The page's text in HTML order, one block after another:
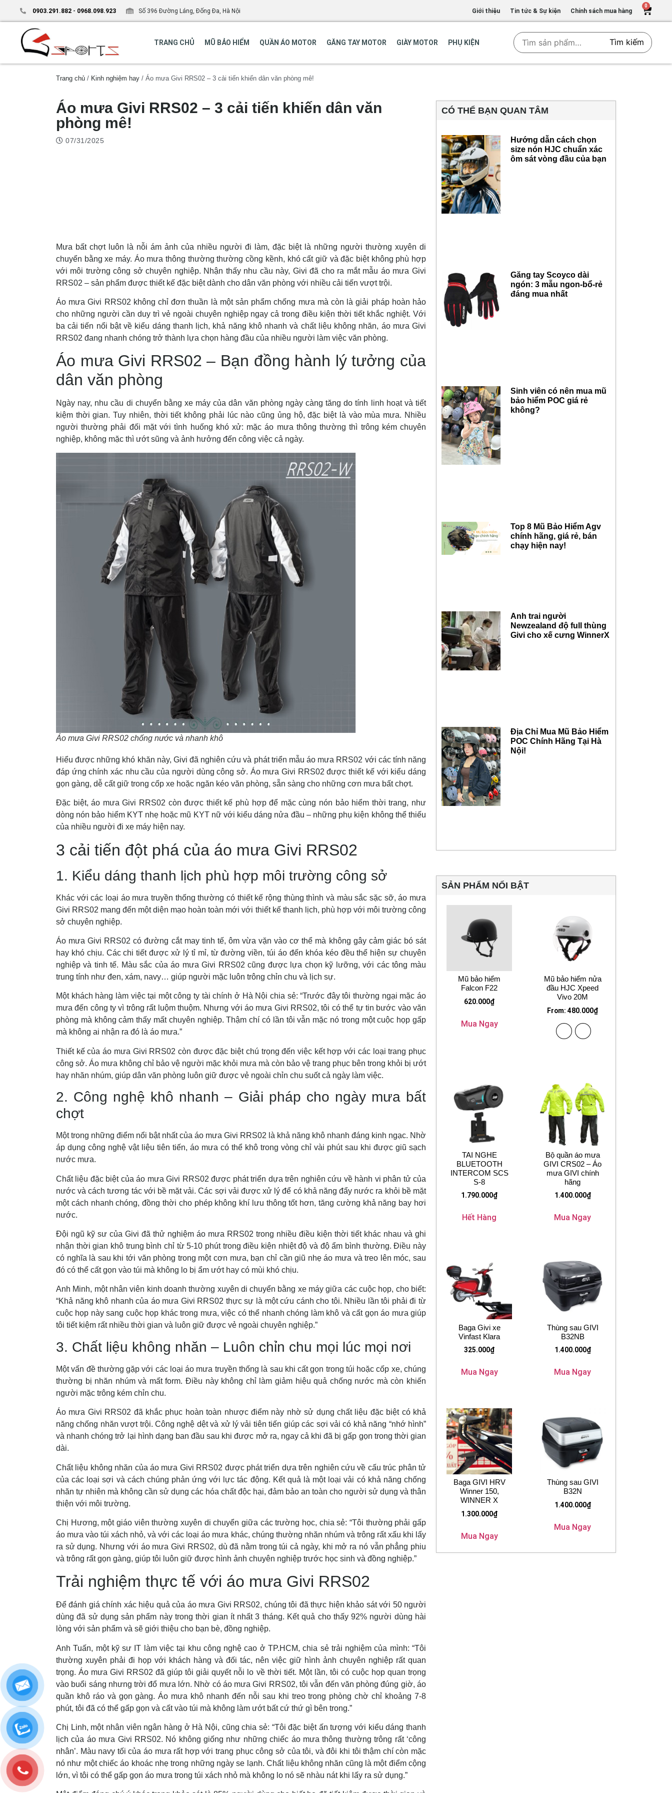
0903.291.882 - 0968.098.923 Số 396 Đường Láng, Đống Đa, Hà Nội Giới thiệu Tin tức & Sự kiện Chính sách mua hàng
0
TRANG CHỦ MŨ BẢO HIỂM QUẦN ÁO MOTOR GĂNG TAY MOTOR GIÀY MOTOR PHỤ KIỆN Tìm kiếm
Trang chủ / Kinh nghiệm hay / Áo mưa Givi RRS02 – 3 cải tiến khiến dân văn phòng mê!
Áo mưa Givi RRS02 – 3 cải tiến khiến dân văn
phòng mê!
07/31/2025
Mưa bất chợt luôn là nỗi ám ảnh của nhiều người đi làm, đặc biệt là những người thường xuyên di
chuyển bằng xe máy. Áo mưa thông thường thường cồng kềnh, khó cất giữ và đặc biệt không phù hợp
với môi trường công sở chuyên nghiệp. Nhận thấy nhu cầu này, Givi đã cho ra mắt mẫu áo mưa Givi
RRS02 – sản phẩm được thiết kế đặc biệt dành cho dân văn phòng với nhiều cải tiến vượt trội.
Áo mưa Givi RRS02 không chỉ đơn thuần là một sản phẩm chống mưa mà còn là giải pháp hoàn hảo
cho những người cần duy trì vẻ ngoài chuyên nghiệp ngay cả trong điều kiện thời tiết khắc nghiệt. Với
ba cải tiến nổi bật về kiểu dáng thanh lịch, khả năng khô nhanh và chất liệu không nhăn, áo mưa Givi
RRS02 đang nhanh chóng trở thành lựa chọn hàng đầu của nhiều người làm việc văn phòng.
Áo mưa Givi RRS02 – Bạn đồng hành lý tưởng của
dân văn phòng
Ngày nay, nhu cầu di chuyển bằng xe máy của dân văn phòng ngày càng tăng do tính linh hoạt và tiết
kiệm thời gian. Tuy nhiên, thời tiết không phải lúc nào cũng ủng hộ, đặc biệt là vào mùa mưa. Nhiều
người thường phải đối mặt với tình huống khó xử: mặc áo mưa thông thường thì trông kém chuyên
nghiệp, không mặc thì ướt sũng và ảnh hưởng đến công việc cả ngày.
Áo mưa Givi RRS02 chống nước và nhanh khô
Hiểu được những khó khăn này, Givi đã nghiên cứu và phát triển mẫu áo mưa RRS02 với các tính năng
đáp ứng chính xác nhu cầu của người dùng công sở. Áo mưa Givi RRS02 được thiết kế với kiểu dáng
gọn gàng, dễ cất giữ trong cốp xe hoặc ngăn kéo văn phòng, sẵn sàng cho những cơn mưa bất chợt.
Đặc biệt, áo mưa Givi RRS02 còn được thiết kế phù hợp để mặc cùng nón bảo hiểm thời trang, như
dòng nón bảo hiểm KYT nhẹ hoặc mũ KYT nữ với kiểu dáng nửa đầu – những phụ kiện không thể thiếu
của nhiều người đi xe máy hiện nay.
3 cải tiến đột phá của áo mưa Givi RRS02
1. Kiểu dáng thanh lịch phù hợp môi trường công sở
Khác với các loại áo mưa truyền thống thường có thiết kế rộng thùng thình và màu sắc sặc sỡ, áo mưa
Givi RRS02 mang đến một diện mạo hoàn toàn mới với thiết kế thanh lịch, phù hợp với môi trường công
sở chuyên nghiệp.
Áo mưa Givi RRS02 có đường cắt may tinh tế, ôm vừa vặn vào cơ thể mà không gây cảm giác bó sát
hay khó chịu. Các chi tiết được xử lý tỉ mỉ, từ đường viền, túi áo đến khóa kéo đều thể hiện sự chuyên
nghiệp và tinh tế. Màu sắc của áo mưa Givi RRS02 cũng được lựa chọn kỹ lưỡng, với các tông màu
trung tính như đen, xám, navy… giúp người mặc luôn trông chỉn chu và lịch sự.
Một khách hàng làm việc tại một công ty tài chính ở Hà Nội chia sẻ: “Trước đây tôi thường ngại mặc áo
mưa đến công ty vì trông rất luộm thuộm. Nhưng với áo mưa Givi RRS02, tôi có thể tự tin bước vào văn
phòng mà không cảm thấy mất chuyên nghiệp. Thậm chí có lần tôi vẫn mặc nó trong một cuộc họp gấp
mà không ai nhận ra đó là áo mưa.”
Thiết kế của áo mưa Givi RRS02 còn được đặc biệt chú trọng đến việc kết hợp với các loại trang phục
công sở. Áo mưa không chỉ bảo vệ người mặc khỏi mưa mà còn bảo vệ trang phục bên trong khỏi bị ướt
hay nhăn nhúm, giúp dân văn phòng luôn giữ được vẻ ngoài chỉn chu suốt cả ngày làm việc.
2. Công nghệ khô nhanh – Giải pháp cho ngày mưa bất
chợt
Một trong những điểm nổi bật nhất của áo mưa Givi RRS02 là khả năng khô nhanh đáng kinh ngạc. Nhờ
áp dụng công nghệ vật liệu tiên tiến, áo mưa có thể khô trong vòng chỉ vài phút sau khi được giũ sạch
nước mưa.
Chất liệu đặc biệt của áo mưa Givi RRS02 được phát triển dựa trên nghiên cứu về hành vi phân tử của
nước và cách tương tác với bề mặt vải. Các sợi vải được xử lý để có khả năng đẩy nước ra khỏi bề mặt
một cách nhanh chóng, đồng thời cho phép không khí lưu thông tốt hơn, tăng cường khả năng bay hơi
nước.
Đội ngũ kỹ sư của Givi đã thử nghiệm áo mưa RRS02 trong nhiều điều kiện thời tiết khác nhau và ghi
nhận thời gian khô trung bình chỉ từ 5-10 phút trong điều kiện nhiệt độ và độ ẩm bình thường. Điều này
có nghĩa là sau khi tới văn phòng trong một cơn mưa, bạn chỉ cần giũ nhẹ áo mưa và treo lên móc, sau
đó có thể cất gọn vào túi mà không lo bị ẩm ướt hay có mùi khó chịu.
Anh Minh, một nhân viên kinh doanh thường xuyên di chuyển bằng xe máy giữa các cuộc họp, cho biết:
“Khả năng khô nhanh của áo mưa Givi RRS02 thực sự là một cứu cánh cho tôi. Nhiều lần tôi phải đi từ
cuộc họp này sang cuộc họp khác trong mưa, việc có thể nhanh chóng làm khô và cất gọn áo mưa giúp
tôi tiết kiệm rất nhiều thời gian và luôn giữ được vẻ ngoài chuyên nghiệp.”
3. Chất liệu không nhăn – Luôn chỉn chu mọi lúc mọi nơi
Một vấn đề thường gặp với các loại áo mưa truyền thống là sau khi cất gọn trong túi hoặc cốp xe, chúng
thường bị nhăn nhúm và mất form. Điều này không chỉ làm giảm hiệu quả chống nước mà còn khiến
người mặc trông kém chỉn chu.
Áo mưa Givi RRS02 đã khắc phục hoàn toàn nhược điểm này nhờ sử dụng chất liệu đặc biệt có khả
năng chống nhăn vượt trội. Công nghệ dệt và xử lý vải tiên tiến giúp các sợi vải có khả năng “nhớ hình”
và nhanh chóng trở lại hình dạng ban đầu sau khi được mở ra, ngay cả khi đã bị gấp gọn trong thời gian
dài.
Chất liệu không nhăn của áo mưa Givi RRS02 được phát triển dựa trên nghiên cứu về cấu trúc phân tử
của các loại sợi và cách chúng phản ứng với lực tác động. Kết quả là một loại vải có khả năng chống
nhăn tự nhiên mà không cần sử dụng các hóa chất độc hại, đảm bảo an toàn cho người sử dụng và thân
thiện với môi trường.
Chị Hương, một giáo viên thường xuyên di chuyển giữa các trường học, chia sẻ: “Tôi thường phải gấp
áo mưa vào túi xách nhỏ, và với các loại áo mưa khác, chúng thường nhăn nhúm và trông rất xấu khi lấy
ra sử dụng. Nhưng với áo mưa Givi RRS02, dù đã nằm trong túi cả ngày, khi mở ra nó vẫn phẳng phiu
và trông rất gọn gàng, giúp tôi luôn giữ được hình ảnh chuyên nghiệp trước học sinh và đồng nghiệp.”
Trải nghiệm thực tế với áo mưa Givi RRS02
Để đánh giá chính xác hiệu quả của áo mưa Givi RRS02, chúng tôi đã thực hiện khảo sát với 50 người
dùng đã sử dụng sản phẩm này trong thời gian ít nhất 3 tháng. Kết quả cho thấy 92% người dùng hài
lòng với sản phẩm và sẽ giới thiệu cho bạn bè, đồng nghiệp.
Anh Tuấn, một kỹ sư IT làm việc tại khu công nghệ cao ở TP.HCM, chia sẻ trải nghiệm của mình: “Tôi
thường xuyên phải đi họp với khách hàng và đối tác, nên việc giữ hình ảnh chuyên nghiệp rất quan
trọng. Áo mưa Givi RRS02 đã giúp tôi giải quyết nỗi lo về thời tiết. Một lần, tôi có cuộc họp quan trọng
vào buổi sáng nhưng trời đổ mưa lớn. Nhờ có áo mưa Givi RRS02, tôi vẫn đến văn phòng đúng giờ, áo
quần khô ráo và gọn gàng. Áo mưa khô nhanh đến nỗi sau khi treo trong phòng chờ chỉ khoảng 7-8
phút, tôi đã có thể gấp gọn và cất vào túi mà không làm ướt bất cứ thứ gì bên trong.”
Chị Linh, một nhân viên ngân hàng ở Hà Nội, cũng chia sẻ: “Tôi đặc biệt ấn tượng với kiểu dáng thanh
lịch của áo mưa Givi RRS02. Nó không giống như những chiếc áo mưa thông thường trông rất ‘công
nhân’. Màu navy tối của áo mưa rất hợp với trang phục công sở của tôi, và đôi khi tôi thậm chí còn mặc
nó như một chiếc áo khoác nhẹ trong những ngày se lạnh. Chất liệu không nhăn cũng là một điểm cộng
lớn, vì tôi có thể gấp gọn áo mưa trong túi xách nhỏ mà không lo nó sẽ nhàu nát khi lấy ra sử dụng.”
CÓ THỂ BẠN QUAN TÂM
Hướng dẫn cách chọn
size nón HJC chuẩn xác
ôm sát vòng đầu của bạn
Găng tay Scoyco dài
ngón: 3 mẫu ngon-bổ-rẻ
đáng mua nhất
Sinh viên có nên mua mũ
bảo hiểm POC giá rẻ
không?
Top 8 Mũ Bảo Hiểm Agv
chính hãng, giá rẻ, bán
chạy hiện nay!
Anh trai người
Newzealand độ full thùng
Givi cho xế cưng WinnerX
Địa Chỉ Mua Mũ Bảo Hiểm
POC Chính Hãng Tại Hà
Nội!
SẢN PHẨM NỔI BẬT
Mũ bảo hiểm
Falcon F22
620.000₫
Mua Ngay
Mũ bảo hiểm nửa
đầu HJC Xpeed
Vivo 20M
From:480.000₫
TAI NGHE
BLUETOOTH
INTERCOM SCS
S-8
1.790.000₫
Hết Hàng
Bộ quần áo mưa
GIVI CRS02 – Áo
mưa GIVI chính
hãng
1.400.000₫
Mua Ngay
Baga Givi xe
Vinfast Klara
325.000₫
Mua Ngay
Thùng sau GIVI
B32NB
1.400.000₫
Mua Ngay
Baga GIVI HRV
Winner 150,
WINNER X
1.300.000₫
Mua Ngay
Thùng sau GIVI
B32N
1.400.000₫
Mua Ngay